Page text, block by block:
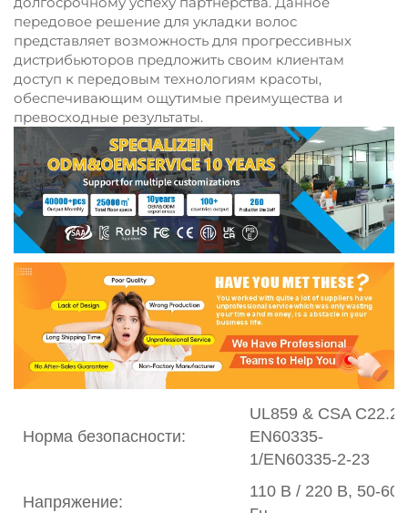
передовое решение для укладки волос
представляет возможность для прогрессивных
дистрибьюторов предложить своим клиентам
доступ к передовым технологиям красоты,
обеспечивающим ощутимые преимущества и
превосходные результаты.
Норма безопасности:
UL859 & CSA C22.2
EN60335-
1/EN60335-2-23
Напряжение:
110 В / 220 В, 50-60